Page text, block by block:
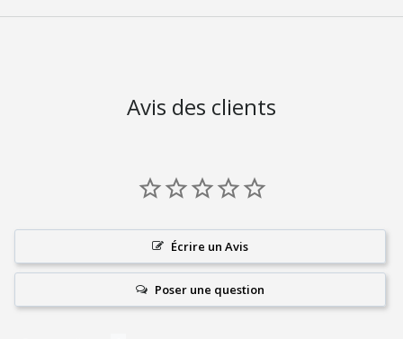
Avis des clients
Écrire un Avis
Poser une question